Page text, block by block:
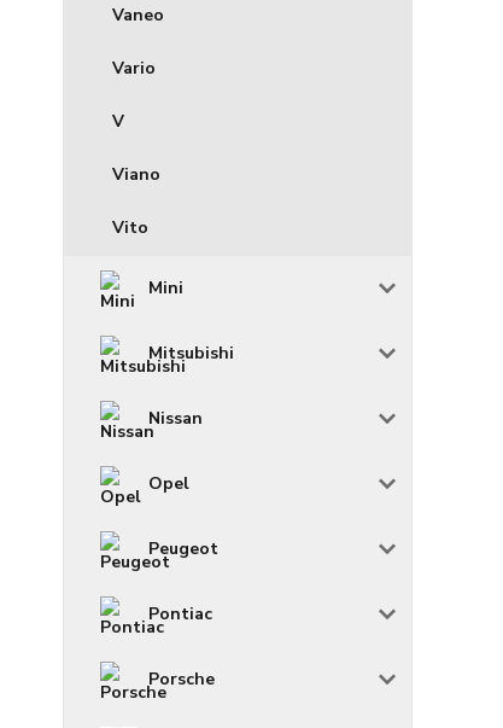
Vaneo
Vario
V
Viano
Vito
Mini
Mitsubishi
Nissan
Opel
Peugeot
Pontiac
Porsche